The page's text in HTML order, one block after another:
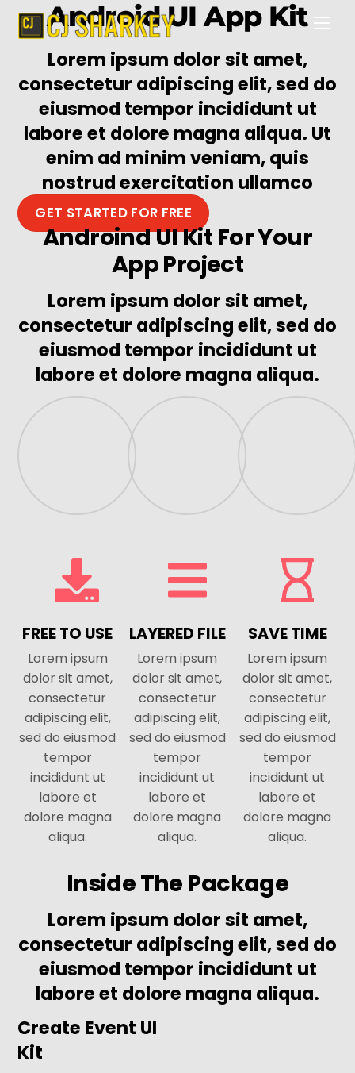
Skip
content
Android UI App Kit
Lorem ipsum dolor sit amet,
consectetur adipiscing elit, sed do
eiusmod tempor incididunt ut
labore et dolore magna aliqua. Ut
enim ad minim veniam, quis
nostrud exercitation ullamco
GET STARTED FOR FREE
Androind UI Kit For Your
App Project
Lorem ipsum dolor sit amet,
consectetur adipiscing elit, sed do
eiusmod tempor incididunt ut
labore et dolore magna aliqua.
FREE TO USE
Lorem ipsum
dolor sit amet,
consectetur
adipiscing elit,
sed do eiusmod
tempor
incididunt ut
labore et
dolore magna
aliqua.
LAYERED FILE
Lorem ipsum
dolor sit amet,
consectetur
adipiscing elit,
sed do eiusmod
tempor
incididunt ut
labore et
dolore magna
aliqua.
SAVE TIME
Lorem ipsum
dolor sit amet,
consectetur
adipiscing elit,
sed do eiusmod
tempor
incididunt ut
labore et
dolore magna
aliqua.
Inside The Package
Lorem ipsum dolor sit amet,
consectetur adipiscing elit, sed do
eiusmod tempor incididunt ut
labore et dolore magna aliqua.
Create Event UI
Kit